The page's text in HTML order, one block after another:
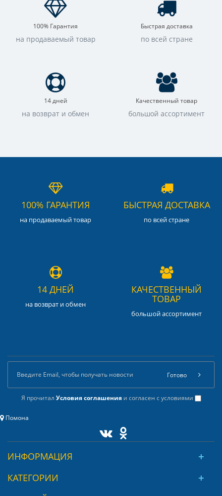
100% Гарантия
на продаваемый товар
Быстрая доставка
по всей стране
14 дней
на возврат и обмен
Качественный товар
большой ассортимент
100% ГАРАНТИЯ
на продаваемый товар
БЫСТРАЯ ДОСТАВКА
по всей стране
14 ДНЕЙ
на возврат и обмен
КАЧЕСТВЕННЫЙ
ТОВАР
большой ассортимент
Я прочитал Условия соглашенияи согласен с условиями
Готово
Помона
ИНФОРМАЦИЯ
КАТЕГОРИИ